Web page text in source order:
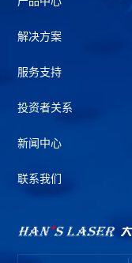
解决方案
服务支持
投资者关系
新闻中心
联系我们